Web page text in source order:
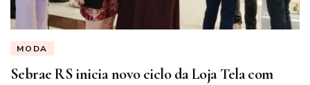
MODA
Sebrae RS inicia novo ciclo da Loja Tela com